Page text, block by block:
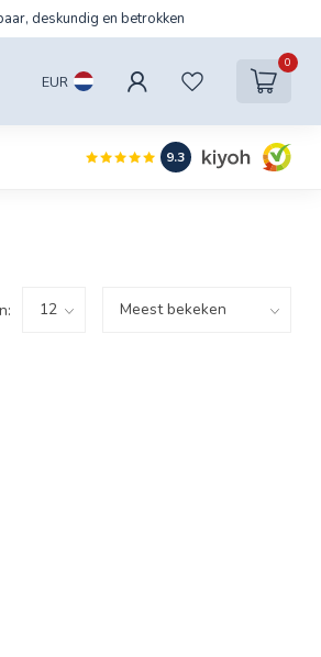
deskundig en betrokken
EUR
0
9.3